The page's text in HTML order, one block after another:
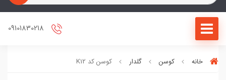
خانه کوسن گلدار کوسن کد K12